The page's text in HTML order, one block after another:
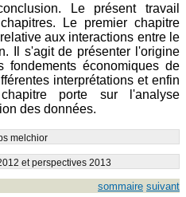
Le présent travail
Le premier chapitre
aux interactions entre le
Il s'agit de présenter l'origine
économiques de
interprétations et enfin
porte sur l'analyse
des données.
melchior
et perspectives 2013
sommaire suivant